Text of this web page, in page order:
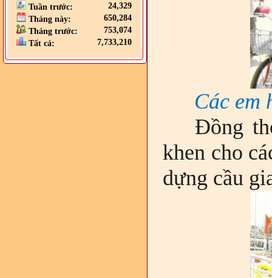
Tuần trước:
24,329
Tháng này:
650,284
Tháng trước:
753,074
Tất cả:
7,733,210
Các em
Đồng
khen cho
dựng cầu